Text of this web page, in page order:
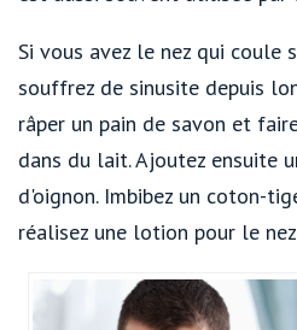
Si vous avez le nez qui coule
souffrez de sinusite depuis
râper un pain de savon et
dans du lait. Ajoutez ensuite
d'oignon. Imbibez un coton-
réalisez une lotion pour le